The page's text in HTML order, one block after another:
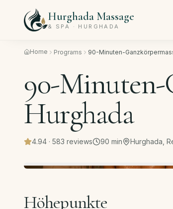
Hurghada Massage
& SPA · HURGHADA
Home Programs 90-Minuten-
90-Minuten-
Hurghada
4.94 · 583 reviews 90 min Hurghada,
Höhepunkte